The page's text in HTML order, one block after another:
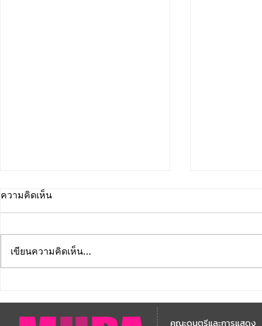
มหาวิทยาลัยบูรพา ขอแสดง
ความยินดี กับคณาจารย์ของ
มหาวิทยาลั
โครงการ
ความคิดเห็น
เขียนความคิดเห็น…
คณะดนตรีและการแสดง